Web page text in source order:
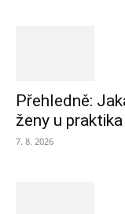
Přehledně:
ženy u
7. 8. 2026